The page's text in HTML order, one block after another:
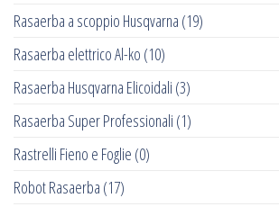
Rasaerba a scoppio Husqvarna (19)
Rasaerba elettrico Al-ko (10)
Rasaerba Husqvarna Elicoidali (3)
Rasaerba Super Professionali (1)
Rastrelli Fieno e Foglie (0)
Robot Rasaerba (17)